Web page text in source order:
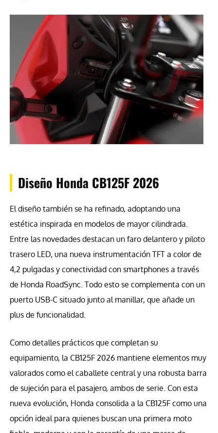
Diseño Honda CB125F 2026
El diseño también se ha refinado, adoptando una
estética inspirada en modelos de mayor cilindrada.
Entre las novedades destacan un faro delantero y piloto
trasero LED, una nueva instrumentación TFT a color de
4,2 pulgadas y conectividad con smartphones a través
de Honda RoadSync. Todo esto se complementa con un
puerto USB-C situado junto al manillar, que añade un
plus de funcionalidad.
Como detalles prácticos que completan su
equipamiento, la CB125F 2026 mantiene elementos muy
valorados como el caballete central y una robusta barra
de sujeción para el pasajero, ambos de serie. Con esta
nueva evolución, Honda consolida a la CB125F como una
opción ideal para quienes buscan una primera moto